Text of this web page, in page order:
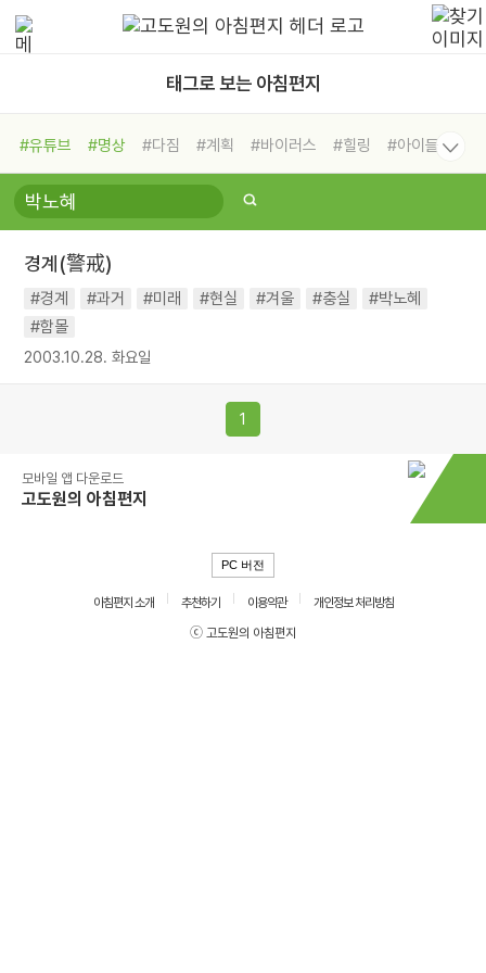
태그로 보는 아침편지
#유튜브 #명상 #다짐 #계획 #바이러스 #힐링
#아이들
#비전캠프
#독서캠프 #삶
#희망
#나눔 #친구 #링컨학교
#독서
#건강
경계(警戒)
#경계 #과거 #미래 #현실 #겨울 #충실
#박노혜
#함몰
2003.10.28. 화요일
1
모바일 앱 다운로드
고도원의 아침편지
PC 버전
아침편지 소개 추천하기 이용약관
개인정보 처리방침
ⓒ 고도원의 아침편지